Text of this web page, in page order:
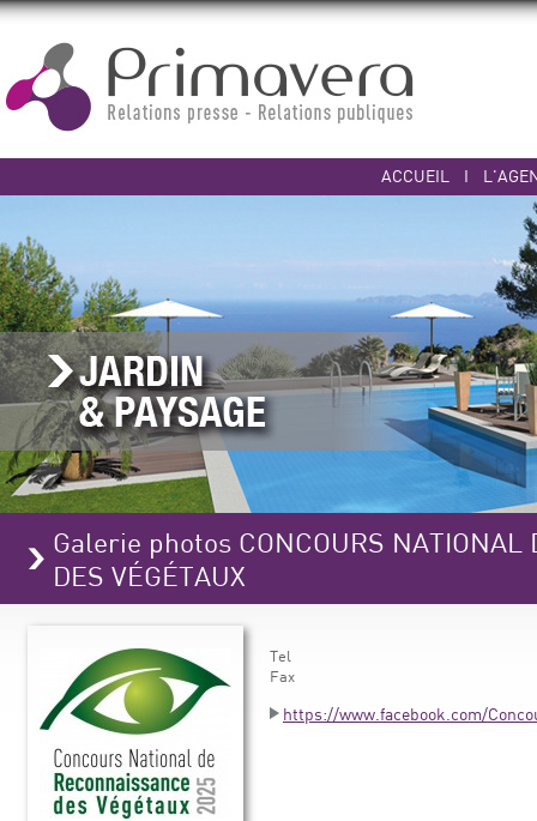
ACCUEIL I
Galerie photos CONCOURS NATIONAL
DES VÉGÉTAUX
Tel
Fax
https://www.facebook.com/